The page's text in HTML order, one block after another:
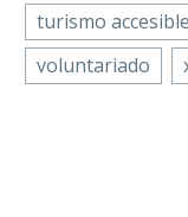
turismo accesible
voluntariado